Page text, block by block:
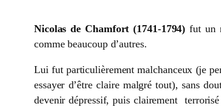
Nicolas de Chamfort (1741-1794) fut un
comme beaucoup d’autres.
Lui fut particulièrement malchanceux (je
essayer d’être claire malgré tout), sans
devenir dépressif, puis clairement